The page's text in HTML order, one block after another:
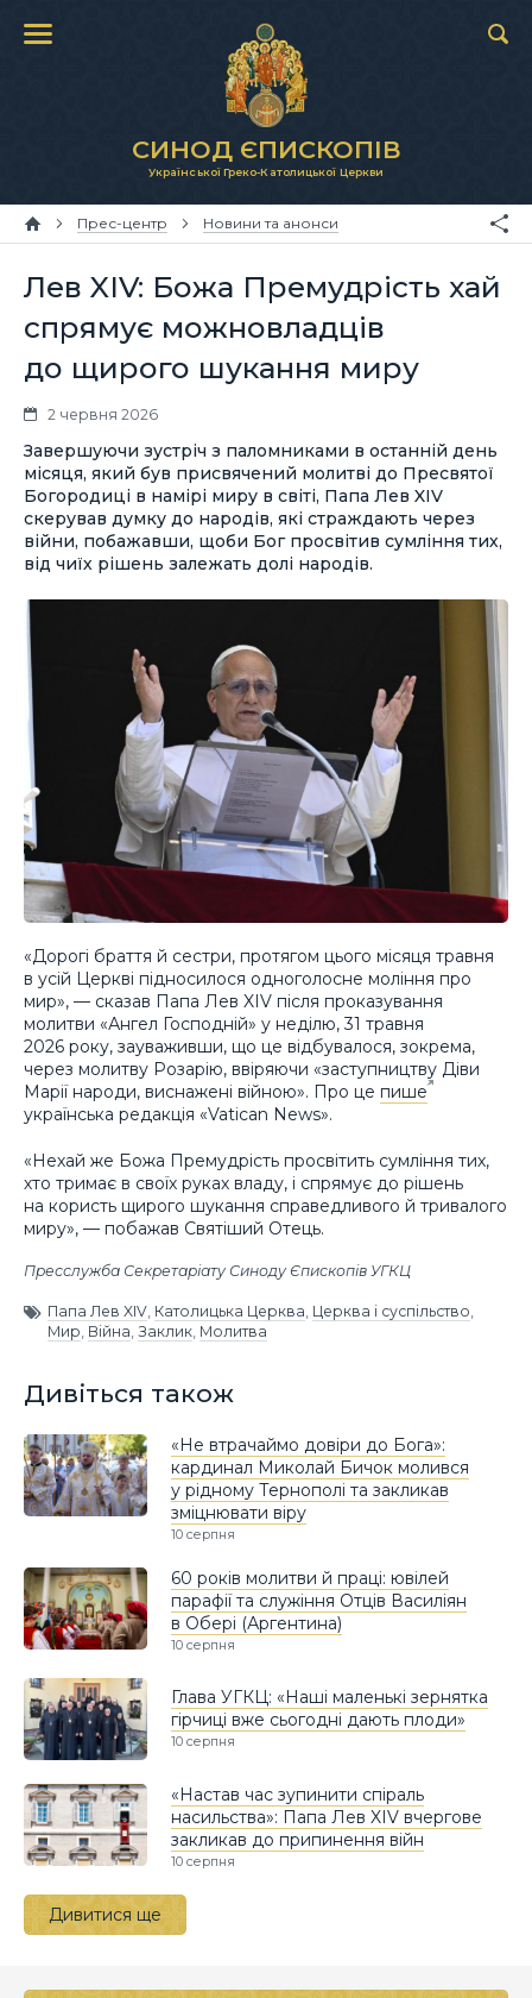
СИНОД ЄПИСКОПІВ
Української Греко-Католицької Церкви
Прес-центр Новини та анонси
Лев XIV: Божа Премудрість хай
спрямує можновладців
до щирого шукання миру
2 червня 2026
Завершуючи зустріч з паломниками в останній день
місяця, який був присвячений молитві до Пресвятої
Богородиці в намірі миру в світі, Папа Лев XIV
скерував думку до народів, які страждають через
війни, побажавши, щоби Бог просвітив сумління тих,
від чиїх рішень залежать долі народів.
«Дорогі браття й сестри, протягом цього місяця травня
в усій Церкві підносилося одноголосне моління про
мир», — сказав Папа Лев XIV після проказування
молитви «Ангел Господній» у неділю, 31 травня
2026 року, зауваживши, що це відбувалося, зокрема,
через молитву Розарію, ввіряючи «заступництву Діви
Марії народи, виснажені війною». Про це пише
українська редакція «Vatican News».
«Нехай же Божа Премудрість просвітить сумління тих,
хто тримає в своїх руках владу, і спрямує до рішень
на користь щирого шукання справедливого й тривалого
миру», — побажав Святіший Отець.
Пресслужба Секретаріату Синоду Єпископів УГКЦ
Папа Лев XIV, Католицька Церква, Церква і суспільство,
Мир, Війна, Заклик, Молитва
Дивіться також
«Не втрачаймо довіри до Бога»:
кардинал Миколай Бичок молився
у рідному Тернополі та закликав
зміцнювати віру
10 серпня
60 років молитви й праці: ювілей
парафії та служіння Отців Василіян
в Обері (Аргентина)
10 серпня
Глава УГКЦ: «Наші маленькі зернятка
гірчиці вже сьогодні дають плоди»
10 серпня
«Настав час зупинити спіраль
насильства»: Папа Лев XIV вчергове
закликав до припинення війн
10 серпня
Дивитися ще